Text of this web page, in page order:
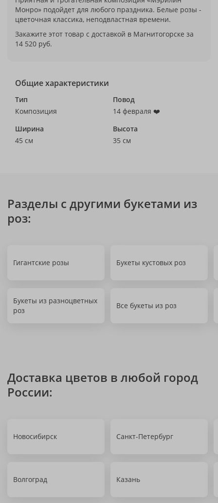
Монро» подойдет для любого праздника. Белые розы -
цветочная классика, неподвластная времени.
Закажите этот товар с доставкой в Магнитогорске за
14 520 руб.
Общие характеристики
Тип
Композиция
Повод
14 февраля ❤️
Ширина
45 см
Высота
35 см
Разделы с другими букетами из
роз:
Гигантские розы Букеты кустовых роз
Букеты из разноцветных
роз
Все букеты из роз
Доставка цветов в любой город
России:
Новосибирск Санкт-Петербург
Волгоград Казань